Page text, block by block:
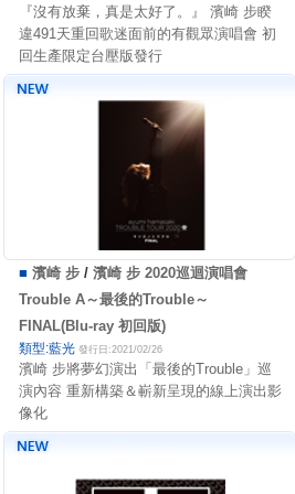
『沒有放棄，真是太好了。』 濱崎 步睽
違491天重回歌迷面前的有觀眾演唱會 初
回生產限定台壓版發行
■ 濱崎 步/ 濱崎 步 2020巡迴演唱會
Trouble A～最後的Trouble～
FINAL(Blu-ray 初回版)
類型:藍光 發行日:2021/02/26
濱崎 步將夢幻演出「最後的Trouble」巡
演內容 重新構築＆嶄新呈現的線上演出影
像化